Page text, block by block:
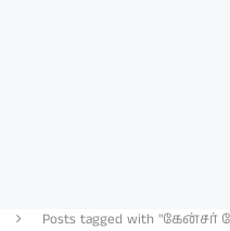
Posts tagged with